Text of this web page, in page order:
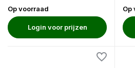
Op voorraad
Login voor prijzen
Op